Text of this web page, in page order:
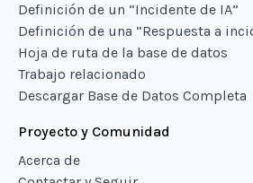
Definición de un “Incidente de IA”
Definición de una “Respuesta a
Hoja de ruta de la base de datos
Trabajo relacionado
Descargar Base de Datos Completa
Proyecto y Comunidad
Acerca de